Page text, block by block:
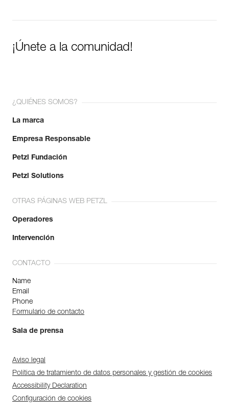
¡Únete a la comunidad!
¿QUIÉNES SOMOS?
La marca
Empresa Responsable
Petzl Fundación
Petzl Solutions
OTRAS PÁGINAS WEB PETZL
Operadores
Intervención
CONTACTO
Name
Email
Phone
Formulario de contacto
Sala de prensa
Aviso legal
Política de tratamiento de datos personales y gestión de cookies
Accessibility Declaration
Configuración de cookies